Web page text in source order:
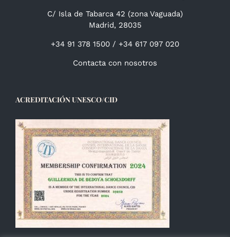
C/ Isla de Tabarca 42 (zona Vaguada)
Madrid, 28035
+34 91 378 1500 / +34 617 097 020
Contacta con nosotros
ACREDITACIÓN UNESCO/CID